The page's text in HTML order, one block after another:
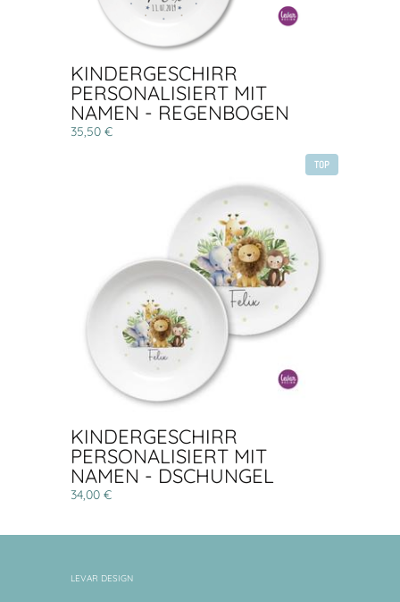
KINDERGESCHIRR
PERSONALISIERT MIT
NAMEN - REGENBOGEN
35,50 €
TOP
KINDERGESCHIRR
PERSONALISIERT MIT
NAMEN - DSCHUNGEL
34,00 €
LEVAR DESIGN